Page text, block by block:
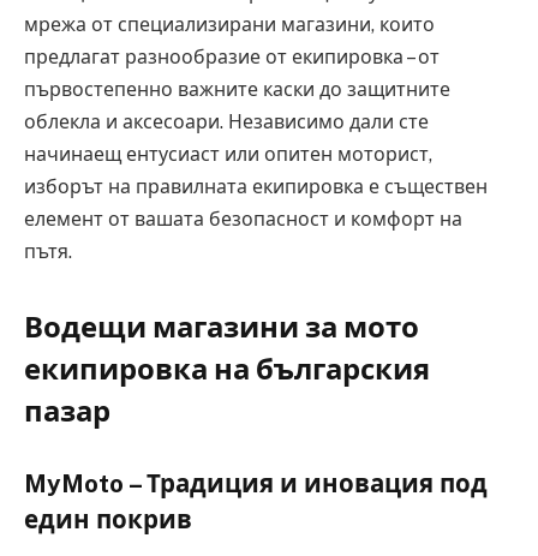
мрежа от специализирани магазини, които
предлагат разнообразие от екипировка – от
първостепенно важните каски до защитните
облекла и аксесоари. Независимо дали сте
начинаещ ентусиаст или опитен моторист,
изборът на правилната екипировка е съществен
елемент от вашата безопасност и комфорт на
пътя.
Водещи магазини за мото
екипировка на българския
пазар
MyMoto – Традиция и иновация под
един покрив